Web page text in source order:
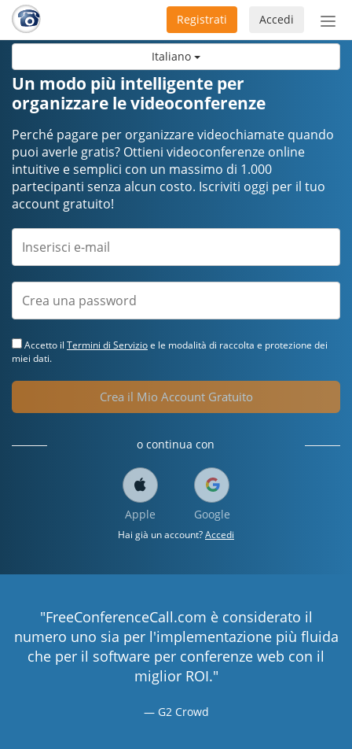
Italiano
Accedi
Registrati
Un modo più intelligente per
organizzare le videoconferenze
Perché pagare per organizzare videochiamate quando
puoi averle gratis? Ottieni videoconferenze online
intuitive e semplici con un massimo di 1.000
partecipanti senza alcun costo. Iscriviti oggi per il tuo
account gratuito!
Accetto il Termini di Servizioe le modalità di raccolta e protezione dei
miei dati.
Crea il Mio Account Gratuito
o continua con
Apple Google
Hai già un account?Accedi
"FreeConferenceCall.com è considerato il
numero uno sia per l'implementazione più fluida
che per il software per conferenze web con il
miglior ROI."
G2 Crowd